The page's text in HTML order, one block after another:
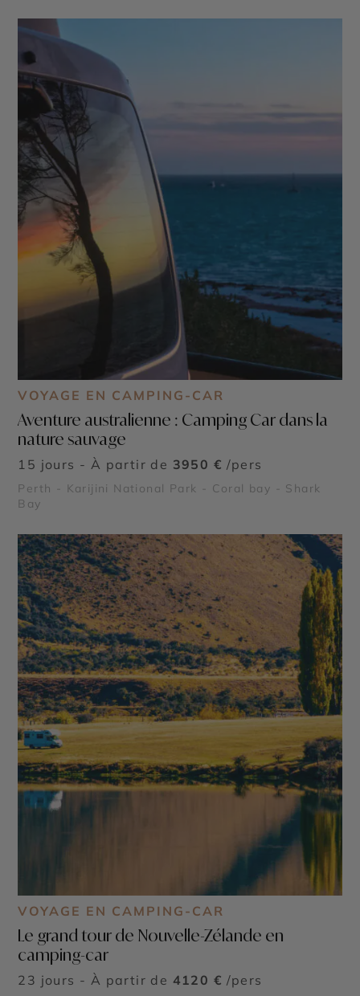
VOYAGE EN CAMPING-CAR
Aventure australienne : Camping Car dans la
nature sauvage
15 jours - À partir de 3950 € /pers
Perth - Karijini National Park - Coral bay - Shark
Bay
VOYAGE EN CAMPING-CAR
Le grand tour de Nouvelle-Zélande en
camping-car
23 jours - À partir de 4120 € /pers